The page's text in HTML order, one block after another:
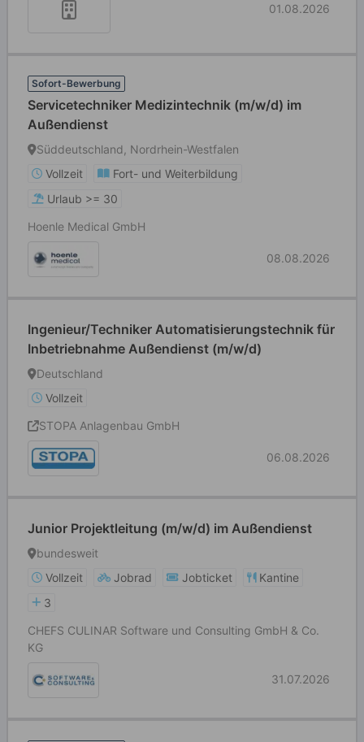
01.08.2026
Sofort-Bewerbung
Servicetechniker Medizintechnik (m/w/d) im
Außendienst
Süddeutschland, Nordrhein-Westfalen
Vollzeit
Fort- und Weiterbildung
Urlaub >= 30
Hoenle Medical GmbH
08.08.2026
Ingenieur/Techniker Automatisierungstechnik für
Inbetriebnahme Außendienst (m/w/d)
Deutschland
Vollzeit
STOPA Anlagenbau GmbH
06.08.2026
Junior Projektleitung (m/w/d) im Außendienst
bundesweit
Vollzeit
Jobrad Jobticket
Kantine
3
CHEFS CULINAR Software und Consulting GmbH & Co.
KG
31.07.2026